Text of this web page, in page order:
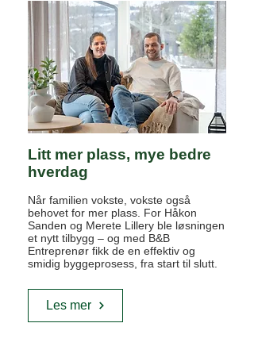
Litt mer plass, mye bedre
hverdag
Når familien vokste, vokste også
behovet for mer plass. For Håkon
Sanden og Merete Lillery ble løsningen
et nytt tilbygg – og med B&B
Entreprenør fikk de en effektiv og
smidig byggeprosess, fra start til slutt.
Les mer